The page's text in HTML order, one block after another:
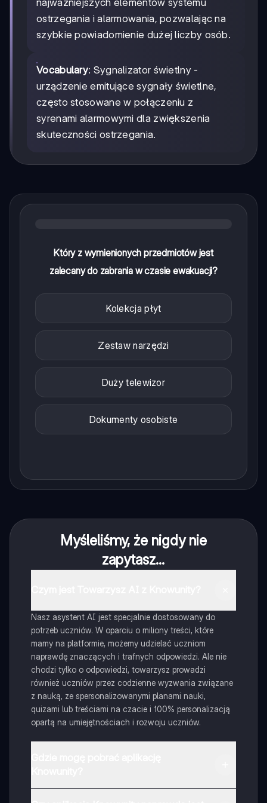
ostrzegania i alarmowania, pozwalając na
szybkie powiadomienie dużej liczby osób.
Vocabulary: Sygnalizator świetlny -
urządzenie emitujące sygnały świetlne,
często stosowane w połączeniu z
syrenami alarmowymi dla zwiększenia
skuteczności ostrzegania.
Który z wymienionych przedmiotów jest
zalecany do zabrania w czasie ewakuacji?
Kolekcja płyt
Zestaw narzędzi
Duży telewizor
Dokumenty osobiste
Myśleliśmy, że nigdy nie
zapytasz...
Nasz asystent AI jest specjalnie dostosowany do
potrzeb uczniów. W oparciu o miliony treści, które
mamy na platformie, możemy udzielać uczniom
naprawdę znaczących i trafnych odpowiedzi. Ale nie
chodzi tylko o odpowiedzi, towarzysz prowadzi
również uczniów przez codzienne wyzwania związane
z nauką, ze spersonalizowanymi planami nauki,
quizami lub treściami na czacie i 100% personalizacją
opartą na umiejętnościach i rozwoju uczniów.